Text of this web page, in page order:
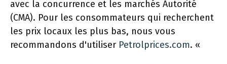
avec la concurrence et les marchés Autorité
(CMA). Pour les consommateurs qui recherchent
les prix locaux les plus bas, nous vous
recommandons d'utiliser Petrolprices.com. «